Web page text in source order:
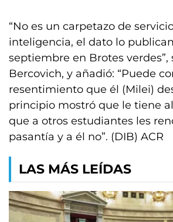
“No es un carpetazo de
inteligencia, el dato lo
septiembre en Brotes verdes”,
Bercovich, y añadió: “Puede
resentimiento que él (Milei)
principio mostró que le tiene
que a otros estudiantes les
pasantía y a él no”. (DIB) ACR
LAS MÁS LEÍDAS